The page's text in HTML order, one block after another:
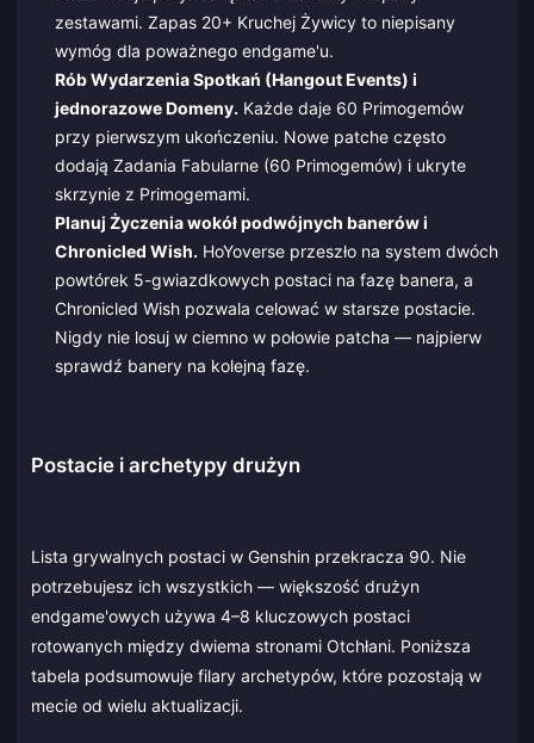
zestawami. Zapas 20+ Kruchej Żywicy to niepisany
wymóg dla poważnego endgame'u.
Rób Wydarzenia Spotkań (Hangout Events) i
jednorazowe Domeny. Każde daje 60 Primogemów
przy pierwszym ukończeniu. Nowe patche często
dodają Zadania Fabularne (60 Primogemów) i ukryte
skrzynie z Primogemami.
Planuj Życzenia wokół podwójnych banerów i
Chronicled Wish. HoYoverse przeszło na system dwóch
powtórek 5-gwiazdkowych postaci na fazę banera, a
Chronicled Wish pozwala celować w starsze postacie.
Nigdy nie losuj w ciemno w połowie patcha — najpierw
sprawdź banery na kolejną fazę.
Postacie i archetypy drużyn
Lista grywalnych postaci w Genshin przekracza 90. Nie
potrzebujesz ich wszystkich — większość drużyn
endgame'owych używa 4–8 kluczowych postaci
rotowanych między dwiema stronami Otchłani. Poniższa
tabela podsumowuje filary archetypów, które pozostają w
mecie od wielu aktualizacji.